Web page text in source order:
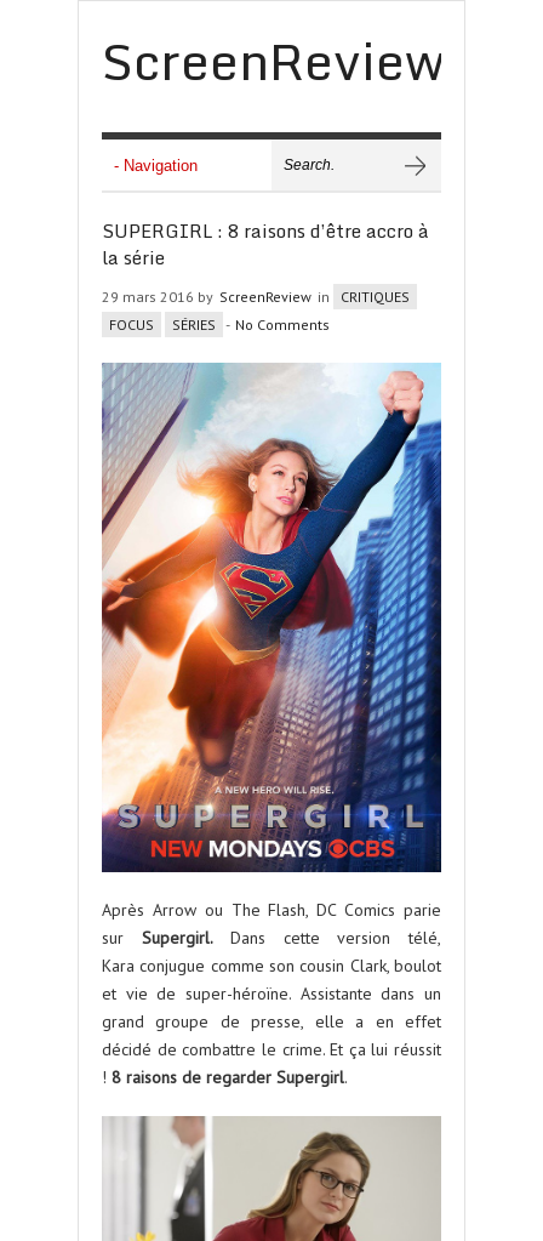
ScreenReview
SUPERGIRL : 8 raisons d’être accro à
la série
29 mars 2016 by ScreenReview in
CRITIQUES
FOCUS
SÉRIES - No Comments
Après Arrow ou The Flash, DC Comics parie
sur Supergirl.Dans cette version télé,
Kara conjugue comme son cousin Clark, boulot
et vie de super-héroïne. Assistante dans un
grand groupe de presse, elle a en effet
décidé de combattre le crime. Et ça lui réussit
! 8 raisons de regarder Supergirl.